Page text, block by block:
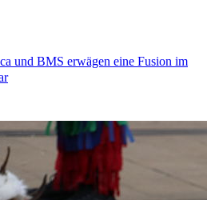
und BMS erwägen eine Fusion im